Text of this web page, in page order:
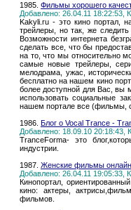
1985. Фильмы хорошего
Добавлено: 26.04.11 18:22:53,
Kakyli.ru - это кино портал,
трейлеры, но так, же
Возможности интернета
сделать все, что бы
на то, что мы относительно
самые новые трейлеры,
мелодрама, ужас,
бесплатно на нашем кино
более доступной для Вас, вы
использовать социальные
нашем портале все (фильмы,
1986. Блог о Vocal Trance -
Добавлено: 18.09.10 20:18:43,
TranceForma- это
индустрии.
1987. Женские фильмы
Добавлено: 26.04.11 19:05:33,
Кинопортал,
кино: актеры,
фильмов.